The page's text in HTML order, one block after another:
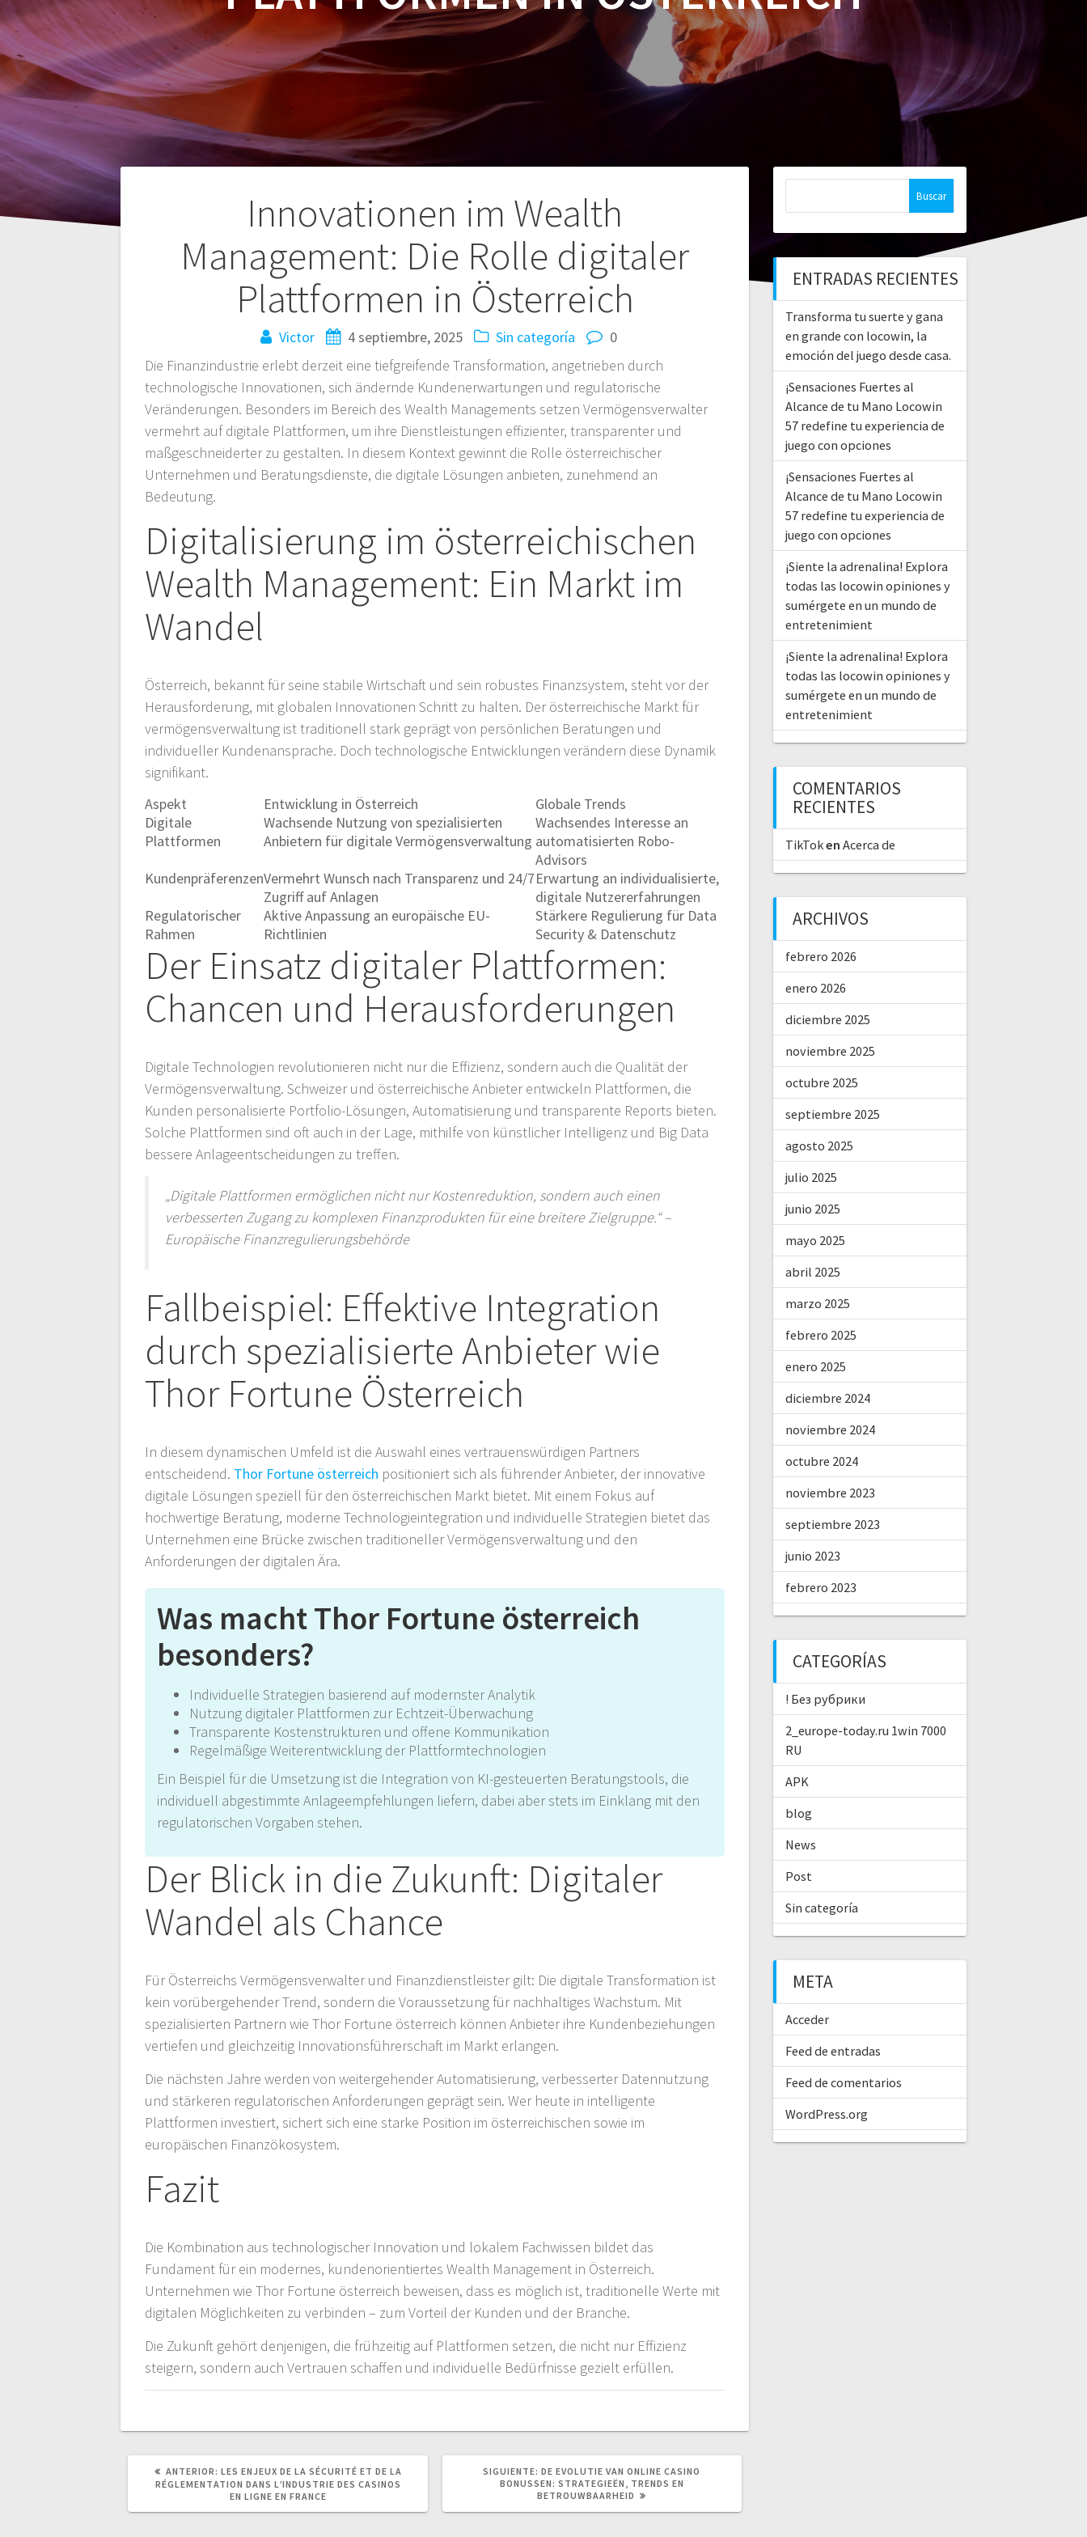
Innovationen im Wealth
Management: Die Rolle digitaler
Plattformen in Österreich
Victor 4 septiembre, 2025 Sin categoría
0
Die Finanzindustrie erlebt derzeit eine tiefgreifende Transformation, angetrieben durch
technologische Innovationen, sich ändernde Kundenerwartungen und regulatorische
Veränderungen. Besonders im Bereich des Wealth Managements setzen Vermögensverwalter
vermehrt auf digitale Plattformen, um ihre Dienstleistungen effizienter, transparenter und
maßgeschneiderter zu gestalten. In diesem Kontext gewinnt die Rolle österreichischer
Unternehmen und Beratungsdienste, die digitale Lösungen anbieten, zunehmend an
Bedeutung.
Digitalisierung im österreichischen
Wealth Management: Ein Markt im
Wandel
Österreich, bekannt für seine stabile Wirtschaft und sein robustes Finanzsystem, steht vor der
Herausforderung, mit globalen Innovationen Schritt zu halten. Der österreichische Markt für
vermögensverwaltung ist traditionell stark geprägt von persönlichen Beratungen und
individueller Kundenansprache. Doch technologische Entwicklungen verändern diese Dynamik
signifikant.
Aspekt
Entwicklung in Österreich
Globale Trends
Digitale
Plattformen
Wachsende Nutzung von spezialisierten
Anbietern für digitale Vermögensverwaltung
Wachsendes Interesse an
automatisierten Robo-
Advisors
KundenpräferenzenVermehrt Wunsch nach Transparenz und 24/7
Zugriff auf Anlagen
Erwartung an individualisierte,
digitale Nutzererfahrungen
Regulatorischer
Rahmen
Aktive Anpassung an europäische EU-
Richtlinien
Stärkere Regulierung für Data
Security & Datenschutz
Der Einsatz digitaler Plattformen:
Chancen und Herausforderungen
Digitale Technologien revolutionieren nicht nur die Effizienz, sondern auch die Qualität der
Vermögensverwaltung. Schweizer und österreichische Anbieter entwickeln Plattformen, die
Kunden personalisierte Portfolio-Lösungen, Automatisierung und transparente Reports bieten.
Solche Plattformen sind oft auch in der Lage, mithilfe von künstlicher Intelligenz und Big Data
bessere Anlageentscheidungen zu treffen.
„Digitale Plattformen ermöglichen nicht nur Kostenreduktion, sondern auch einen
verbesserten Zugang zu komplexen Finanzprodukten für eine breitere Zielgruppe.“ –
Europäische Finanzregulierungsbehörde
Fallbeispiel: Effektive Integration
durch spezialisierte Anbieter wie
Thor Fortune Österreich
In diesem dynamischen Umfeld ist die Auswahl eines vertrauenswürdigen Partners
entscheidend. Thor Fortune österreich positioniert sich als führender Anbieter, der innovative
digitale Lösungen speziell für den österreichischen Markt bietet. Mit einem Fokus auf
hochwertige Beratung, moderne Technologieintegration und individuelle Strategien bietet das
Unternehmen eine Brücke zwischen traditioneller Vermögensverwaltung und den
Anforderungen der digitalen Ära.
Was macht Thor Fortune österreich
besonders?
Individuelle Strategien basierend auf modernster Analytik
Nutzung digitaler Plattformen zur Echtzeit-Überwachung
Transparente Kostenstrukturen und offene Kommunikation
Regelmäßige Weiterentwicklung der Plattformtechnologien
Ein Beispiel für die Umsetzung ist die Integration von KI-gesteuerten Beratungstools, die
individuell abgestimmte Anlageempfehlungen liefern, dabei aber stets im Einklang mit den
regulatorischen Vorgaben stehen.
Der Blick in die Zukunft: Digitaler
Wandel als Chance
Für Österreichs Vermögensverwalter und Finanzdienstleister gilt: Die digitale Transformation ist
kein vorübergehender Trend, sondern die Voraussetzung für nachhaltiges Wachstum. Mit
spezialisierten Partnern wie Thor Fortune österreich können Anbieter ihre Kundenbeziehungen
vertiefen und gleichzeitig Innovationsführerschaft im Markt erlangen.
Die nächsten Jahre werden von weitergehender Automatisierung, verbesserter Datennutzung
und stärkeren regulatorischen Anforderungen geprägt sein. Wer heute in intelligente
Plattformen investiert, sichert sich eine starke Position im österreichischen sowie im
europäischen Finanzökosystem.
Fazit
Die Kombination aus technologischer Innovation und lokalem Fachwissen bildet das
Fundament für ein modernes, kundenorientiertes Wealth Management in Österreich.
Unternehmen wie Thor Fortune österreich beweisen, dass es möglich ist, traditionelle Werte mit
digitalen Möglichkeiten zu verbinden – zum Vorteil der Kunden und der Branche.
Die Zukunft gehört denjenigen, die frühzeitig auf Plattformen setzen, die nicht nur Effizienz
steigern, sondern auch Vertrauen schaffen und individuelle Bedürfnisse gezielt erfüllen.
Navegación
entradas
ANTERIOR: POST
ANTERIOR:
LES ENJEUX DE LA SÉCURITÉ ET DE LA
RÉGLEMENTATION DANS L’INDUSTRIE DES CASINOS
EN LIGNE EN FRANCE
SIGUIENTE: SIGUIENTE
POST:
DE EVOLUTIE VAN ONLINE CASINO
BONUSSEN: STRATEGIEËN, TRENDS EN
BETROUWBAARHEID
ENTRADAS RECIENTES
Transforma tu suerte y gana
en grande con locowin, la
emoción del juego desde casa.
¡Sensaciones Fuertes al
Alcance de tu Mano Locowin
57 redefine tu experiencia de
juego con opciones
¡Sensaciones Fuertes al
Alcance de tu Mano Locowin
57 redefine tu experiencia de
juego con opciones
¡Siente la adrenalina! Explora
todas las locowin opiniones y
sumérgete en un mundo de
entretenimient
¡Siente la adrenalina! Explora
todas las locowin opiniones y
sumérgete en un mundo de
entretenimient
COMENTARIOS
RECIENTES
TikToken Acerca de
ARCHIVOS
febrero 2026
enero 2026
diciembre 2025
noviembre 2025
octubre 2025
septiembre 2025
agosto 2025
julio 2025
junio 2025
mayo 2025
abril 2025
marzo 2025
febrero 2025
enero 2025
diciembre 2024
noviembre 2024
octubre 2024
noviembre 2023
septiembre 2023
junio 2023
febrero 2023
CATEGORÍAS
! Без рубрики
2_europe-today.ru 1win 7000
RU
APK
blog
News
Post
Sin categoría
META
Acceder
Feed de entradas
Feed de comentarios
WordPress.org